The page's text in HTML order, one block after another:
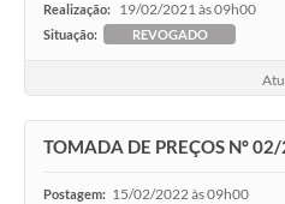
Realização: 19/02/2021 às 09h00
Situação: REVOGADO
TOMADA DE PREÇOS Nº
Postagem: 15/02/2022 às 09h00